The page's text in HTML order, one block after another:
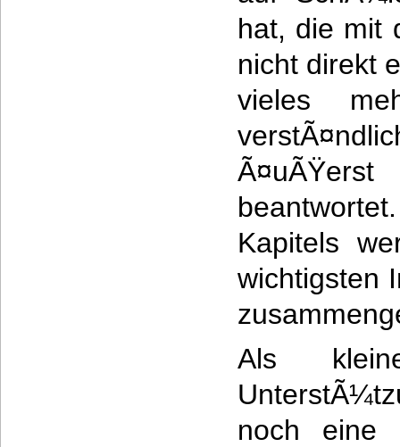
hat, die mit
nicht direkt
vieles
Kapitels
wichtigsten
Als
noch eine